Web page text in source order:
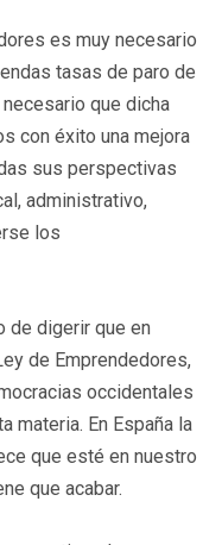
es muy necesario
tasas de paro de
que dicha
con éxito una mejora
sus perspectivas
administrativo,
los
de digerir que en
de Emprendedores,
occidentales
materia. En España la
que esté en nuestro
que acabar.